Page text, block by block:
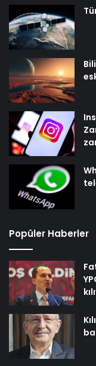
Popüler Haberler